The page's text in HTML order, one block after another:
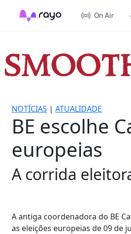
On Air
NOTÍCIAS | ATUALIDADE
BE escolhe
europeias
A corrida
A antiga coordenadora do BE
as eleições europeias de 09 de